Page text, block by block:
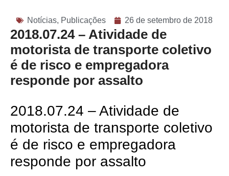
Notícias, Publicações 26 de setembro de 2018
2018.07.24 – Atividade de
motorista de transporte coletivo
é de risco e empregadora
responde por assalto
2018.07.24 – Atividade de
motorista de transporte coletivo
é de risco e empregadora
responde por assalto